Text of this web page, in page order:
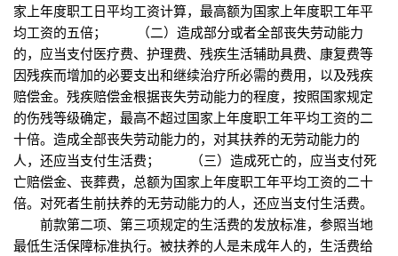
家上年度职工日平均工资计算，最高额为国家上年度职工年平
均工资的五倍； （二）造成部分或者全部丧失劳动能力
的，应当支付医疗费、护理费、残疾生活辅助具费、康复费等
因残疾而增加的必要支出和继续治疗所必需的费用，以及残疾
赔偿金。残疾赔偿金根据丧失劳动能力的程度，按照国家规定
的伤残等级确定，最高不超过国家上年度职工年平均工资的二
十倍。造成全部丧失劳动能力的，对其扶养的无劳动能力的
人，还应当支付生活费； （三）造成死亡的，应当支付死
亡赔偿金、丧葬费，总额为国家上年度职工年平均工资的二十
倍。对死者生前扶养的无劳动能力的人，还应当支付生活费。
前款第二项、第三项规定的生活费的发放标准，参照当地
最低生活保障标准执行。被扶养的人是未成年人的，生活费给